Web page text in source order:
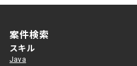
案件検索
スキル
Java